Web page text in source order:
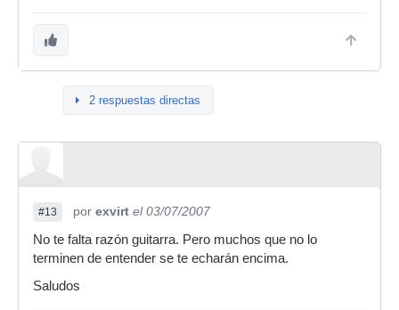
2 respuestas directas
#13 por exvirt el 03/07/2007
No te falta razón guitarra. Pero muchos que no lo
terminen de entender se te echarán encima.
Saludos